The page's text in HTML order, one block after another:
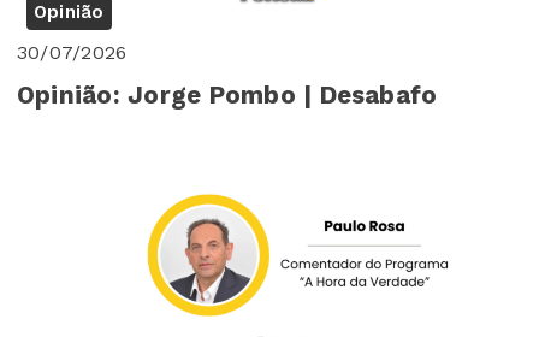
Opinião
30/07/2026
Opinião: Jorge Pombo | Desabafo